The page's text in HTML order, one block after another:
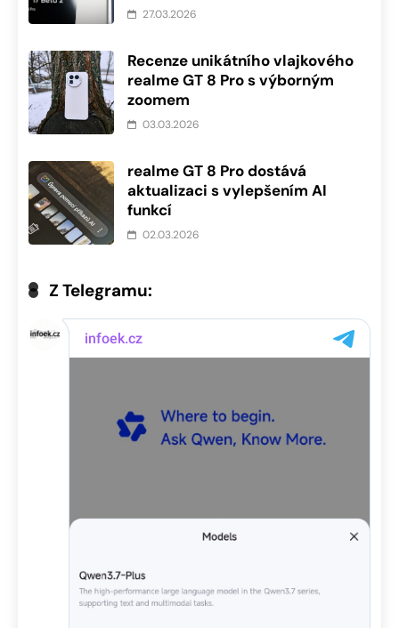
27.03.2026
Recenze unikátního vlajkového
realme GT 8 Pro s výborným
zoomem
03.03.2026
realme GT 8 Pro dostává
aktualizaci s vylepšením AI
funkcí
02.03.2026
Z Telegramu: